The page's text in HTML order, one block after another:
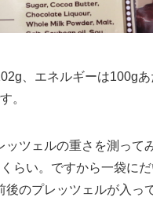
、エネルギーは100gあ
。
ッツェルの重さを測って
らい。ですから一袋にだ
後のプレッツェルが入っ